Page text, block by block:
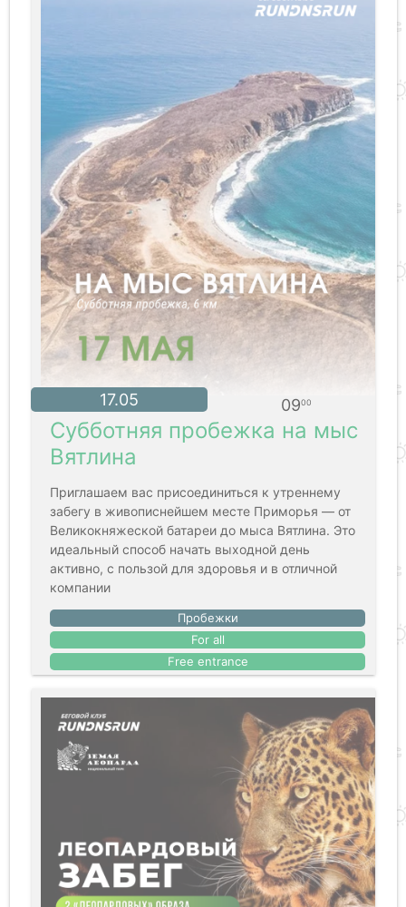
17.05 0900
Субботняя пробежка на мыс
Вятлина
Приглашаем вас присоединиться к утреннему
забегу в живописнейшем месте Приморья — от
Великокняжеской батареи до мыса Вятлина. Это
идеальный способ начать выходной день
активно, с пользой для здоровья и в отличной
компании
Пробежки
For all
Free entrance